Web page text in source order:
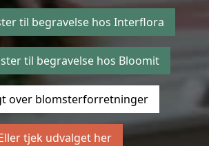
til begravelse hos Interflora
til begravelse hos Bloomit
over blomsterforretninger
tjek udvalget her